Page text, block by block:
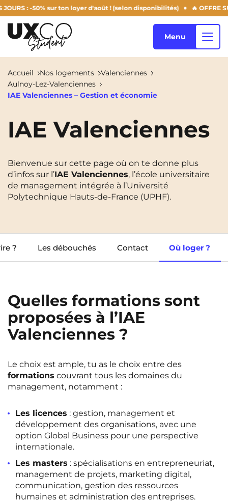
: -50% sur ton loyer d'août ! (selon disponibilités) 🔥 OFFRE
Nos logements
Annemasse Archamps
Bezons NEW! Blois
Bordeaux Boulogne-Billancourt
Chambéry NEW! Dijon
La Rochelle Le Havre
Lille Limoges
Lomme Lyon
Marseille Montpellier
Palaiseau Paris
Pau
Rennes Rouen
Saint-Denis Saint-Etienne
Qui sommes-nous ?
Blog
FR
Instagram
TikTokFacebookYouTubeLinkedIn
Menu
Accueil Nos logements
Valenciennes
Aulnoy-Lez-Valenciennes
IAE Valenciennes – Gestion et économie
IAE Valenciennes
Bienvenue sur cette page où on te donne plus
d’infos sur l’IAE Valenciennes, l’école universitaire
de management intégrée à l’Université
Polytechnique Hauts-de-France (UPHF).
? Les débouchés Contact Où loger ?
Quelles formations sont
proposées à l’IAE
Valenciennes ?
Le choix est ample, tu as le choix entre des
formations couvrant tous les domaines du
management, notamment :
Les licences : gestion, management et
développement des organisations, avec une
option Global Business pour une perspective
internationale.
Les masters : spécialisations en entrepreneuriat,
management de projets, marketing digital,
communication, gestion des ressources
humaines et administration des entreprises.